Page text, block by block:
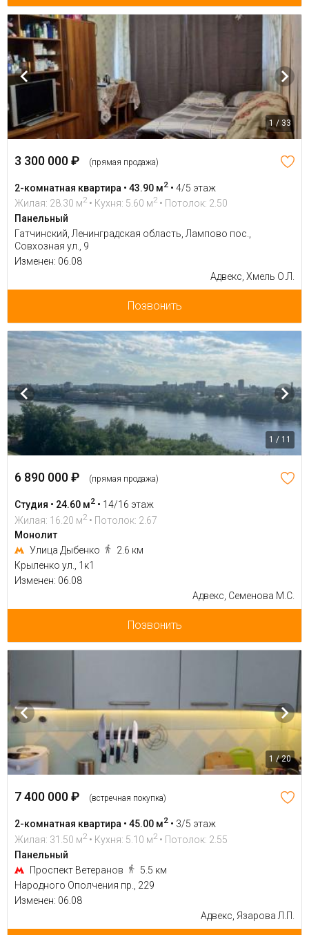
1 / 33
3 300 000 ₽ (прямая продажа)
2-комнатная квартира • 43.90 м2 • 4/5 этаж
Жилая: 28.30 м2 • Кухня: 5.60 м2 • Потолок: 2.50
Панельный
Гатчинский, Ленинградская область, Лампово пос.,
Совхозная ул., 9
Изменен: 06.08
Адвекс, Хмель О.Л.
Позвонить
1 / 11
6 890 000 ₽ (прямая продажа)
Студия • 24.60 м2 • 14/16 этаж
Жилая: 16.20 м2 • Потолок: 2.67
Монолит
Улица Дыбенко
2.6 км
Крыленко ул., 1к1
Изменен: 06.08
Адвекс, Семенова М.С.
Позвонить
1 / 20
7 400 000 ₽ (встречная покупка)
2-комнатная квартира • 45.00 м2 • 3/5 этаж
Жилая: 31.50 м2 • Кухня: 5.10 м2 • Потолок: 2.55
Панельный
Проспект Ветеранов
5.5 км
Народного Ополчения пр., 229
Изменен: 06.08
Адвекс, Язарова Л.П.